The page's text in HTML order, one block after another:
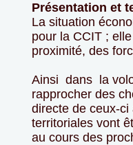
Présentation et
La situation
pour la CCIT ;
proximité, des
Ainsi dans la
rapprocher des
directe de ceux-
territoriales vont
au cours des